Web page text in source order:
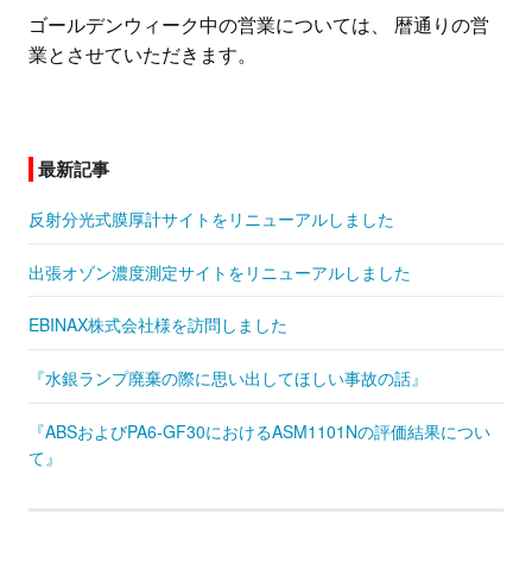
ゴールデンウィーク中の営業については、 暦通りの営
業とさせていただきます。
最新記事
反射分光式膜厚計サイトをリニューアルしました
出張オゾン濃度測定サイトをリニューアルしました
EBINAX株式会社様を訪問しました
『水銀ランプ廃棄の際に思い出してほしい事故の話』
『ABSおよびPA6-GF30におけるASM1101Nの評価結果につい
て』